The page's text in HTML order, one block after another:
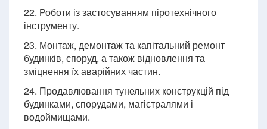
22. Роботи із застосуванням піротехнічного
інструменту.
23. Монтаж, демонтаж та капітальний ремонт
будинків, споруд, а також відновлення та
зміцнення їх аварійних частин.
24. Продавлювання тунельних конструкцій під
будинками, спорудами, магістралями і
водоймищами.